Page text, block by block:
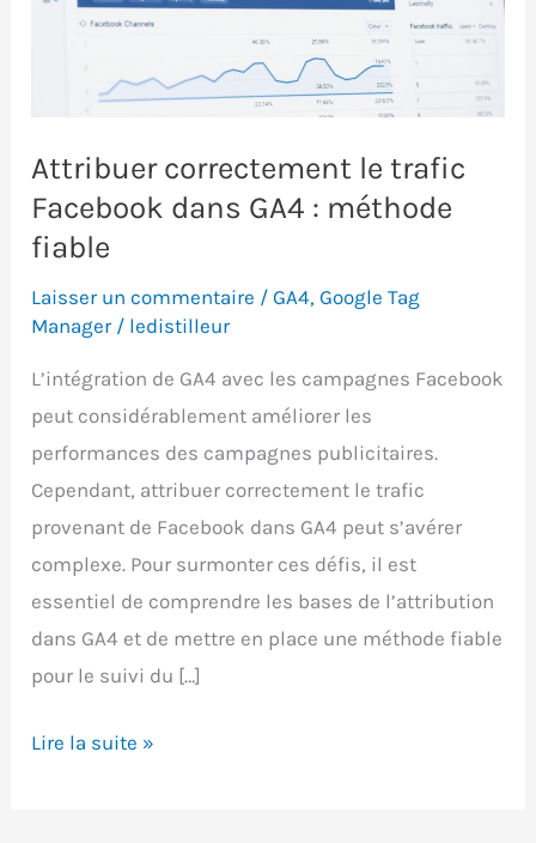
Attribuer correctement le trafic
Facebook dans GA4 : méthode
fiable
Laisser un commentaire /GA4,Google Tag
Manager/ ledistilleur
L’intégration de GA4 avec les campagnes Facebook
peut considérablement améliorer les
performances des campagnes publicitaires.
Cependant, attribuer correctement le trafic
provenant de Facebook dans GA4 peut s’avérer
complexe. Pour surmonter ces défis, il est
essentiel de comprendre les bases de l’attribution
dans GA4 et de mettre en place une méthode fiable
pour le suivi du […]
Attribuer
Lire la suite »